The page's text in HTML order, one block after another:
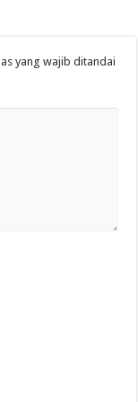
yang wajib ditandai